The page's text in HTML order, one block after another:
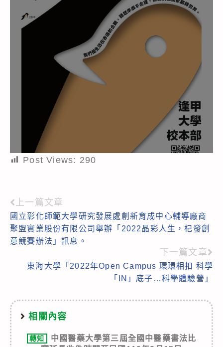
Post Views: 290
Read
more
articles
上一篇文章
國立彰化師範大學研究發展處創新育成中心輔導廠商
聚盟實業股份有限公司舉辦「2022晶彩人生，杞發創
意競賽辦法」訊息。
下一篇文章
東海大學「2022年Open Campus 環環相扣 科學
「IN」底子…科學體驗營」
相關內容
轉知
中國醫藥大學第三屆全國中醫藥書法比